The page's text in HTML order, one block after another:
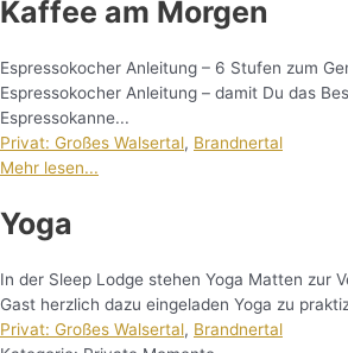
Kaffee am Morgen
Espressokocher Anleitung – 6 Stufen zum
Espressokocher Anleitung – damit Du das
Espressokanne...
Privat: Großes Walsertal, Brandnertal
Mehr lesen...
Yoga
In der Sleep Lodge stehen Yoga Matten zur
Gast herzlich dazu eingeladen Yoga zu
Privat: Großes Walsertal, Brandnertal